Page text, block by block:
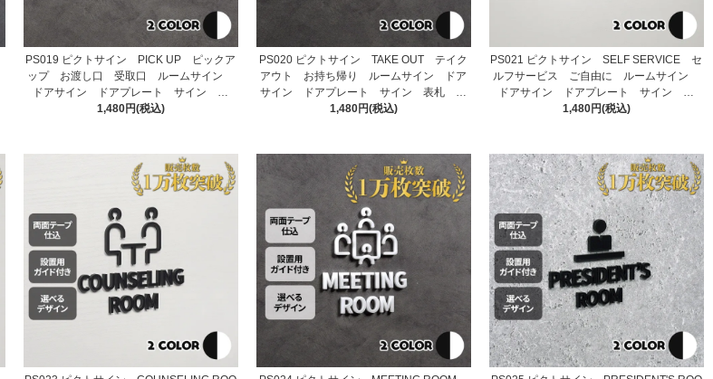
PS019 ピクトサイン PICK UP ピックア
ップ お渡し口 受取口 ルームサイン
ドアサイン ドアプレート サイン 表
札 室札
1,480円(税込)
PS020 ピクトサイン TAKE OUT テイク
アウト お持ち帰り ルームサイン ドア
サイン ドアプレート サイン 表札 室
札
1,480円(税込)
PS021 ピクトサイン SELF SERVICE セ
ルフサービス ご自由に ルームサイン
ドアサイン ドアプレート サイン 表
札 室札
1,480円(税込)